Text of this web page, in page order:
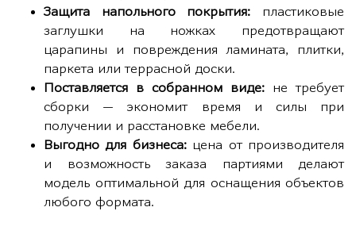
Защита напольного покрытия: пластиковые
заглушки на ножках предотвращают
царапины и повреждения ламината, плитки,
паркета или террасной доски.
Поставляется в собранном виде: не требует
сборки — экономит время и силы при
получении и расстановке мебели.
Выгодно для бизнеса:цена от производителя
и возможность заказа партиями делают
модель оптимальной для оснащения объектов
любого формата.